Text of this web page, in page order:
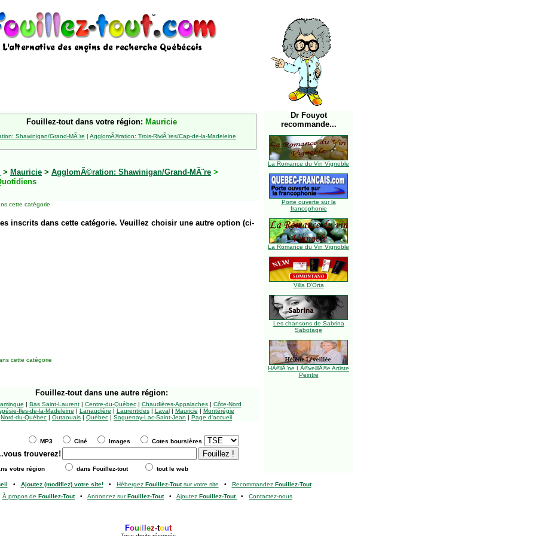
Fouillez-tout dans votre région: Mauricie
Shawinigan/Grand-MÃ¨re | AgglomÃ©ration: Trois-RiviÃ¨res/Cap-de-la-Madeleine
> Mauricie > AgglomÃ©ration: Shawinigan/Grand-MÃ¨re >
cette catégorie
inscrits dans cette catégorie. Veuillez choisir une autre option (ci-
Dr Fouyot
recommande...
La Romance du Vin Vignoble
Porte ouverte sur la
francophonie
La Romance du Vin Vignoble
Villa D'Orta
Les chansons de Sabrina
Sabotage
HÃ©lÃ¨ne LÃ©veillÃ©e Artiste
Peintre
cette catégorie
Fouillez-tout dans une autre région:
| Bas Saint-Laurent| Centre-du-Québec| Chaudières-Appalaches| Côte-Nord
Îles-de-la-Madeleine | Lanaudière | Laurentides| Laval| Mauricie | Montérégie
Nord-du-Québec | Outaouais | Québec | Saguenay-Lac-Saint-Jean | Page d'accueil
MP3 Ciné Images Cotes boursières
trouverez!
votre région dans Fouillez-tout tout le web
• Ajoutez (modifiez) votre site!• Hébergez Fouillez-Toutsur votre site • Recommandez Fouillez-Tout
À propos de Fouillez-Tout• Annoncez surFouillez-Tout• Ajoutez Fouillez-Tout • Contactez-nous
Foui ez-tout